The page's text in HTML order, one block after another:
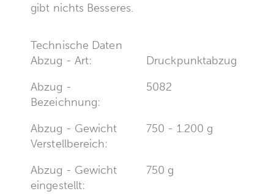
gibt nichts Besseres.
Technische Daten
Abzug - Art:
Druckpunktabzug
Abzug -
Bezeichnung:
5082
Abzug - Gewicht
Verstellbereich:
750 - 1.200 g
Abzug - Gewicht
eingestellt:
750 g